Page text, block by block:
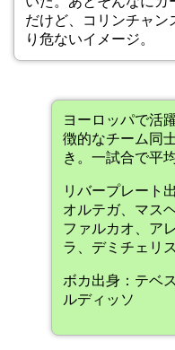
だけど、コリンチャン
り危ないイメージ。
ヨーロッパで活
徴的なチーム同
き。一試合で平
リバープレート
オルテガ、マス
ファルカオ、ア
ラ、デミチェリス
ボカ出身：テベ
ルディッソ